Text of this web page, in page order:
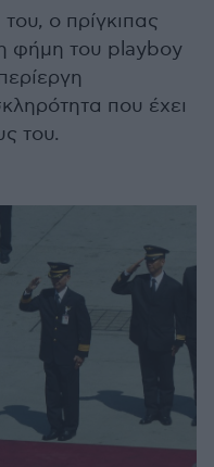
ο πρίγκιπας
φήμη του playboy
που έχει
του.